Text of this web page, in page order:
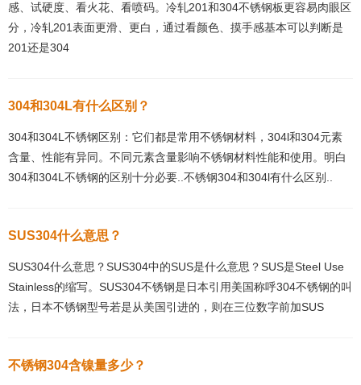
感、试硬度、看火花、看喷码。冷轧201和304不锈钢板更容易肉眼区
分，冷轧201表面更滑、更白，通过看颜色、摸手感基本可以判断是
201还是304
304和304L有什么区别？
304和304L不锈钢区别：它们都是常用不锈钢材料，304l和304元素
含量、性能有异同。不同元素含量影响不锈钢材料性能和使用。明白
304和304L不锈钢的区别十分必要..不锈钢304和304l有什么区别..
SUS304什么意思？
SUS304什么意思？SUS304中的SUS是什么意思？SUS是Steel Use
Stainless的缩写。SUS304不锈钢是日本引用美国称呼304不锈钢的叫
法，日本不锈钢型号若是从美国引进的，则在三位数字前加SUS
不锈钢304含镍量多少？